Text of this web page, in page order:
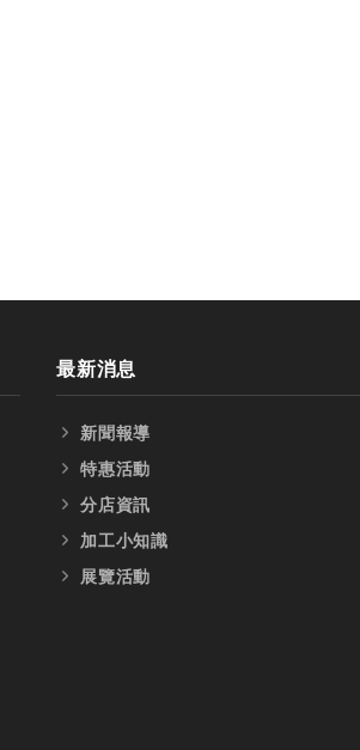
最新消息
新聞報導
特惠活動
分店資訊
加工小知識
展覽活動